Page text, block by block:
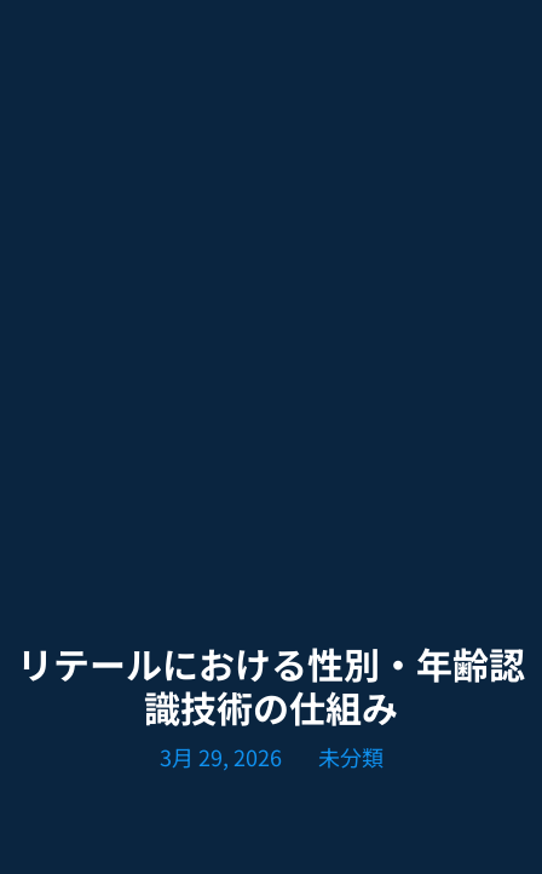
リテールにおける性別・年齢認
識技術の仕組み
3月 29, 2026 未分類